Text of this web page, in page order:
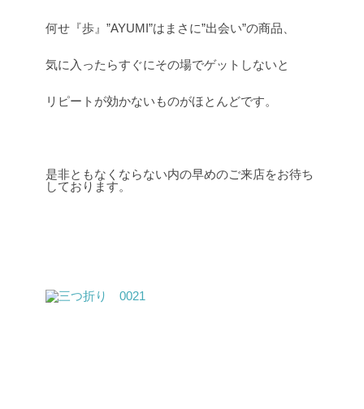
何せ『歩』”AYUMI”はまさに”出会い”の商品、
気に入ったらすぐにその場でゲットしないと
リピートが効かないものがほとんどです。
是非ともなくならない内の早めのご来店をお待ち
しております。